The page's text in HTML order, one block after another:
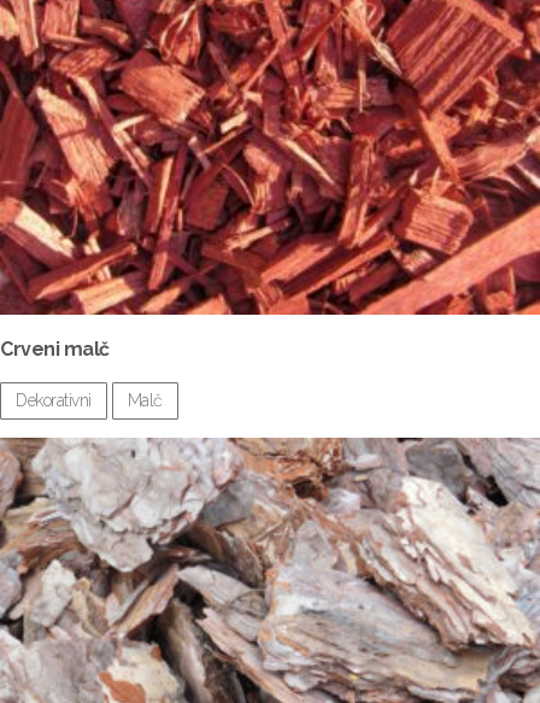
Crveni malč
Dekorativni Malč